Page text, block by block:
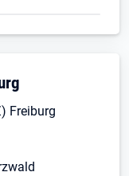
Freiburg